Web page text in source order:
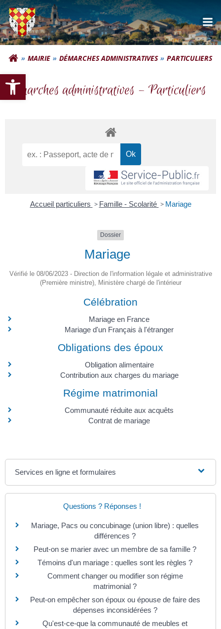
Ouvrir la barre d’outils
Aller
au
contenu
Commune d'Autignac
MAIRIE DÉMARCHES ADMINISTRATIVES PARTICULIERS
Démarches administratives – Particuliers
Accueil particuliers > Famille - Scolarité > Mariage
Dossier
Mariage
Vérifié le 08/06/2023 - Direction de l'information légale et administrative
(Première ministre), Ministère chargé de l'intérieur
Célébration
Mariage en France
Mariage d'un Français à l'étranger
Obligations des époux
Obligation alimentaire
Contribution aux charges du mariage
Régime matrimonial
Communauté réduite aux acquêts
Contrat de mariage
Services en ligne et formulaires
Questions ? Réponses !
Mariage, Pacs ou concubinage (union libre) : quelles
différences ?
Peut-on se marier avec un membre de sa famille ?
Témoins d'un mariage : quelles sont les règles ?
Comment changer ou modifier son régime
matrimonial ?
Peut-on empêcher son époux ou épouse de faire des
dépenses inconsidérées ?
Qu'est-ce-que la communauté de meubles et